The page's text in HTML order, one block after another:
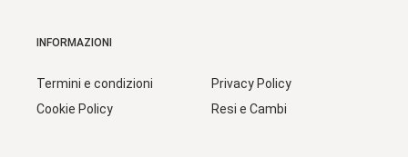
INFORMAZIONI
Termini e condizioni
Cookie Policy
Privacy Policy
Resi e Cambi